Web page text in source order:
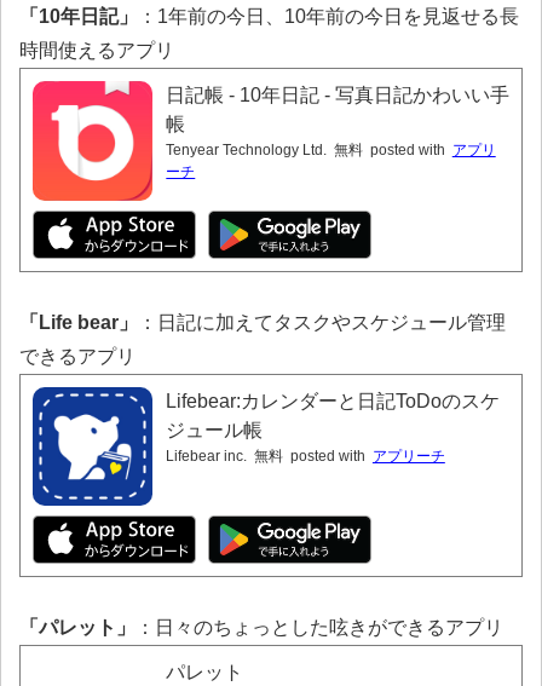
「10年日記」
：1年前の今日、10年前の今日を見返せる長
時間使えるアプリ
日記帳 - 10年日記 - 写真日記かわいい手
帳
Tenyear Technology Ltd. 無料 posted with アプリ
ーチ
「Life bear」
：日記に加えてタスクやスケジュール管理
できるアプリ
Lifebear:カレンダーと日記ToDoのスケ
ジュール帳
Lifebear inc. 無料 posted with アプリーチ
「パレット」 ：日々のちょっとした呟きができるアプリ
パレット